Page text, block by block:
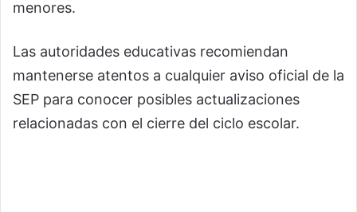
menores.
Las autoridades educativas recomiendan
mantenerse atentos a cualquier aviso oficial de la
SEP para conocer posibles actualizaciones
relacionadas con el cierre del ciclo escolar.